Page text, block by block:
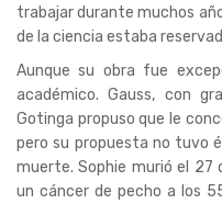
trabajar durante muchos
de la ciencia estaba
Aunque su obra fue
académico. Gauss, con
Gotinga propuso que le
pero su propuesta no tuvo
muerte. Sophie murió el 27
un cáncer de pecho a los